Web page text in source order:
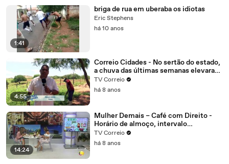
1:41
briga de rua em uberaba os idiotas
Eric Stephens
há 10 anos
4:55
Correio Cidades - No sertão do estado,
a chuva das últimas semanas elevaram
o nível dos reservatórios na região de
Patos.
TV Correio
há 8 anos
14:24
Mulher Demais – Café com Direito -
Horário de almoço, intervalo
interjornada tudo isso é direito do
trabalhador, mas com algumas regras
TV Correio
há 8 anos